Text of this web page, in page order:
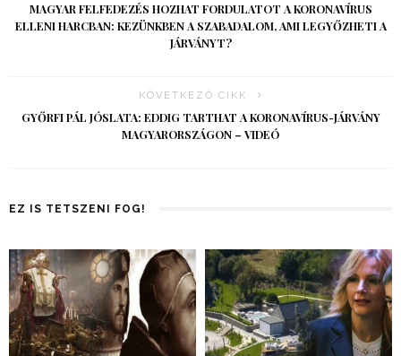
MAGYAR FELFEDEZÉS HOZHAT FORDULATOT A KORONAVÍRUS
ELLENI HARCBAN: KEZÜNKBEN A SZABADALOM, AMI LEGYŐZHETI A
JÁRVÁNYT?
KÖVETKEZŐ CIKK
GYŐRFI PÁL JÓSLATA: EDDIG TARTHAT A KORONAVÍRUS-JÁRVÁNY
MAGYARORSZÁGON – VIDEÓ
EZ IS TETSZENI FOG!